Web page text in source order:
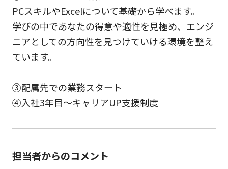
PCスキルやExcelについて基礎から学べます。
学びの中であなたの得意や適性を見極め、エンジ
ニアとしての方向性を見つけていける環境を整え
ています。
③配属先での業務スタート
④入社3年目～キャリアUP支援制度
担当者からのコメント